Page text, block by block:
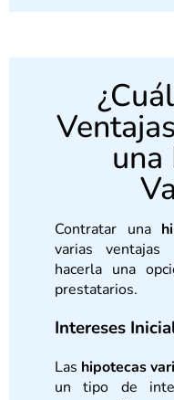
una
Contratar una
varias ventajas
hacerla una
prestatarios.
Intereses
Las hipotecas
un tipo de